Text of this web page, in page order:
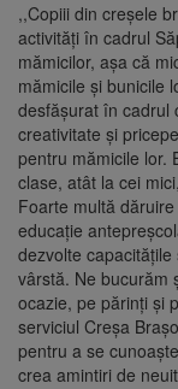
,,Copiii din creșele
activități în cadrul
mămicilor, așa că
mămicile și bunicile
desfășurat în cadrul
creativitate și
pentru mămicile lor.
clase, atât la cei
Foarte multă
educație
dezvolte
vârstă. Ne bucurăm
ocazie, pe părinți și
serviciul Creșa
pentru a se
crea amintiri de